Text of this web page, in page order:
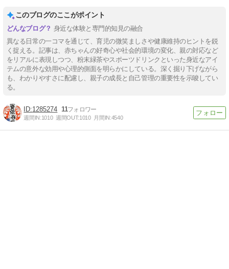
このブログのここがポイント
身近な体験と専門的知見の融合
異なる日常の一コマを通じて、育児の微笑ましさや健康維持のヒントを鋭
く捉える。記事は、赤ちゃんの好奇心や社会的環境の変化、親の対応など
をリアルに表現しつつ、粉末緑茶やスポーツドリンクといった身近なアイ
テムの意外な効用や心理的側面を明らかにしている。深く掘り下げながら
も、わかりやすさに配慮し、親子の成長と自己管理の重要性を示唆してい
る。
1285274 11
週間IN:1010 週間OUT:1010 月間IN:4540